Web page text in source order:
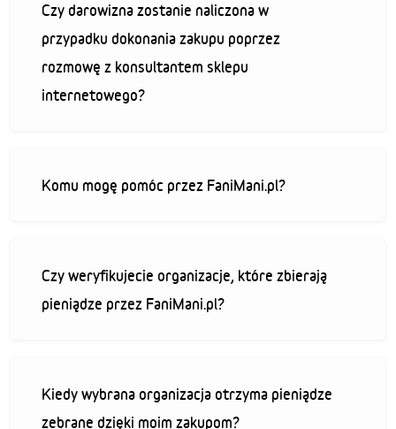
Czy darowizna zostanie naliczona w
przypadku dokonania zakupu poprzez
rozmowę z konsultantem sklepu
internetowego?
Komu mogę pomóc przez FaniMani.pl?
Czy weryfikujecie organizacje, które zbierają
pieniądze przez FaniMani.pl?
Kiedy wybrana organizacja otrzyma pieniądze
zebrane dzięki moim zakupom?